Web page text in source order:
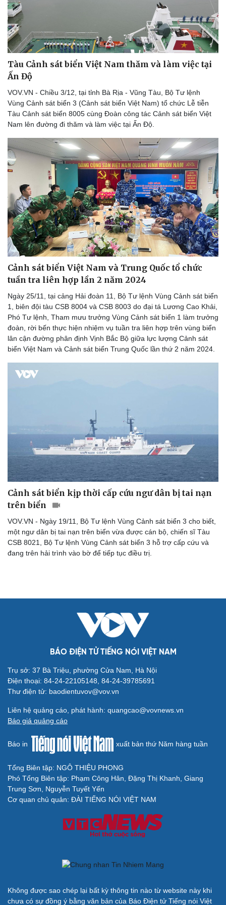
Du lịch
Tư vấn
Săn Tour
Podcast
Câu chuyện thời sự
Đọc truyện đêm khuya
Kể chuyện cho bé
Hạt giống tâm hồn
Tàu Cảnh sát biển Việt Nam thăm và làm việc tại
Ấn Độ
VOV.VN - Chiều 3/12, tại tỉnh Bà Rịa - Vũng Tàu, Bộ Tư lệnh
Vùng Cảnh sát biển 3 (Cảnh sát biển Việt Nam) tổ chức Lễ tiễn
Tàu Cảnh sát biển 8005 cùng Đoàn công tác Cảnh sát biển Việt
Nam lên đường đi thăm và làm việc tại Ấn Độ.
Cảnh sát biển Việt Nam và Trung Quốc tổ chức
tuần tra liên hợp lần 2 năm 2024
Ngày 25/11, tại cảng Hải đoàn 11, Bộ Tư lệnh Vùng Cảnh sát biển
1, biên đội tàu CSB 8004 và CSB 8003 do đại tá Lương Cao Khải,
Phó Tư lệnh, Tham mưu trưởng Vùng Cảnh sát biển 1 làm trưởng
đoàn, rời bến thực hiện nhiệm vụ tuần tra liên hợp trên vùng biển
lân cận đường phân định Vịnh Bắc Bộ giữa lực lượng Cảnh sát
biển Việt Nam và Cảnh sát biển Trung Quốc lần thứ 2 năm 2024.
Cảnh sát biển kịp thời cấp cứu ngư dân bị tai nạn
trên biển
VOV.VN - Ngày 19/11, Bộ Tư lệnh Vùng Cảnh sát biển 3 cho biết,
một ngư dân bị tai nạn trên biển vừa được cán bộ, chiến sĩ Tàu
CSB 8021, Bộ Tư lệnh Vùng Cảnh sát biển 3 hỗ trợ cấp cứu và
đang trên hải trình vào bờ để tiếp tục điều trị.
BÁO ĐIỆN TỬ TIẾNG NÓI VIỆT NAM
Trụ sở: 37 Bà Triệu, phường Cửa Nam, Hà Nội
Điện thoại: 84-24-22105148, 84-24-39785691
Thư điện tử: baodientuvov@vov.vn
Liên hệ quảng cáo, phát hành: quangcao@vovnews.vn
Báo giá quảng cáo
Báo in xuất bản thứ Năm hàng tuần
Tổng Biên tập: NGÔ THIỆU PHONG
Phó Tổng Biên tập: Phạm Công Hân, Đặng Thị Khanh, Giang
Trung Sơn, Nguyễn Tuyết Yến
Cơ quan chủ quản: ĐÀI TIẾNG NÓI VIỆT NAM
Không được sao chép lại bất kỳ thông tin nào từ website này khi
chưa có sự đồng ý bằng văn bản của Báo Điện tử Tiếng nói Việt